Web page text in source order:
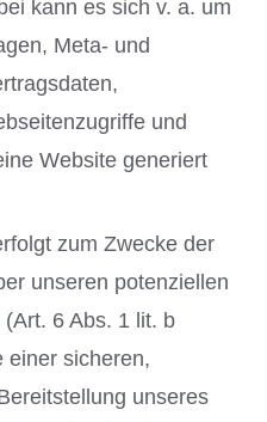
kann es sich v. a. um
Meta- und
und
Website generiert
zum Zwecke der
unseren potenziellen
6 Abs. 1 lit. b
einer sicheren,
unseres